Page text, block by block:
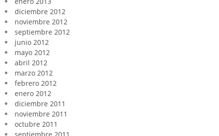
diciembre 2012
noviembre 2012
septiembre 2012
junio 2012
mayo 2012
abril 2012
marzo 2012
febrero 2012
enero 2012
diciembre 2011
noviembre 2011
octubre 2011